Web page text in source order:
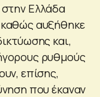
Ελλάδα
αυξήθηκε
και,
ρυθμούς
επίσης,
που έκαναν